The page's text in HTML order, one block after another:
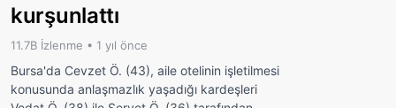
kurşunlattı
11.7B İzlenme • 1 yıl önce
Bursa'da Cevzet Ö. (43), aile otelinin işletilmesi
konusunda anlaşmazlık yaşadığı kardeşleri